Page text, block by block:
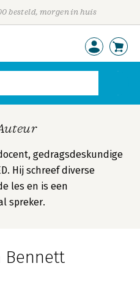
besteld, morgen in huis
gedragsdeskundige
Hij schreef diverse
les en is een
spreker.
Bennett